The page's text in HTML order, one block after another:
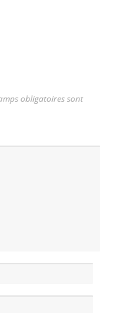
obligatoires sont